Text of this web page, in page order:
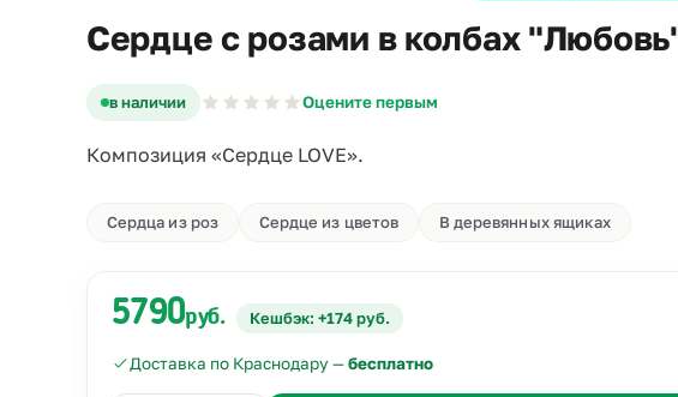
Сердце с розами в колбах
в наличии Оцените первым
Композиция «Сердце LOVE».
Сердца из роз Сердце из цветов В деревянных ящиках
5790руб. Кешбэк: +174 руб.
Доставка по Краснодару —бесплатно